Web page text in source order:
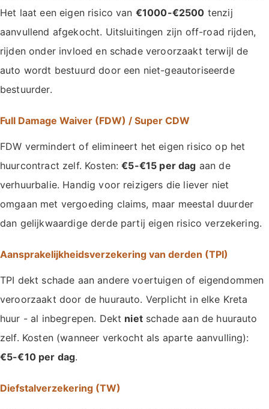
Het laat een eigen risico van €1000-€2500 tenzij
aanvullend afgekocht. Uitsluitingen zijn off-road rijden,
rijden onder invloed en schade veroorzaakt terwijl de
auto wordt bestuurd door een niet-geautoriseerde
bestuurder.
Full Damage Waiver (FDW) / Super CDW
FDW vermindert of elimineert het eigen risico op het
huurcontract zelf. Kosten:€5-€15 per dag aan de
verhuurbalie. Handig voor reizigers die liever niet
omgaan met vergoeding claims, maar meestal duurder
dan gelijkwaardige derde partij eigen risico verzekering.
Aansprakelijkheidsverzekering van derden (TPI)
TPI dekt schade aan andere voertuigen of eigendommen
veroorzaakt door de huurauto. Verplicht in elke Kreta
huur - al inbegrepen. Dekt nietschade aan de huurauto
zelf. Kosten (wanneer verkocht als aparte aanvulling):
€5-€10 per dag.
Diefstalverzekering (TW)